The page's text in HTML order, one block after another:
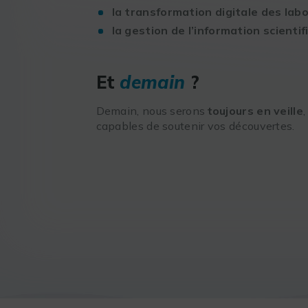
la transformation digitale des
la gestion de l’information
Et demain ?
Demain, nous serons toujours en veille
capables de soutenir vos découvertes.